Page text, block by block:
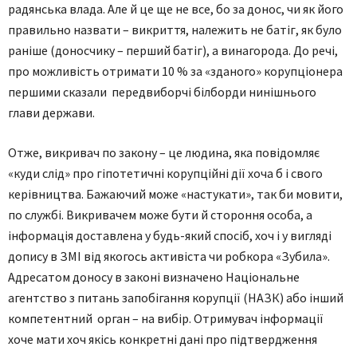
радянська влада. Але й це ще не все, бо за донос, чи як його
правильно назвати – викриття, належить не батіг, як було
раніше (доносчику – перший батіг), а винагорода. До речі,
про можливість отримати 10 % за «зданого» корупціонера
першими сказали передвиборчі білборди нинішнього
глави держави.
Отже, викривач по закону – це людина, яка повідомляє
«куди слід» про гіпотетичні корупційні дії хоча б і свого
керівництва. Бажаючий може «настукати», так би мовити,
по службі. Викривачем може бути й стороння особа, а
інформація доставлена у будь-який спосіб, хоч і у вигляді
допису в ЗМІ від якогось активіста чи робкора «Зубила».
Адресатом доносу в законі визначено Національне
агентство з питань запобігання корупції (НАЗК) або інший
компетентний орган – на вибір. Отримувач інформації
хоче мати хоч якісь конкретні дані про підтвердження